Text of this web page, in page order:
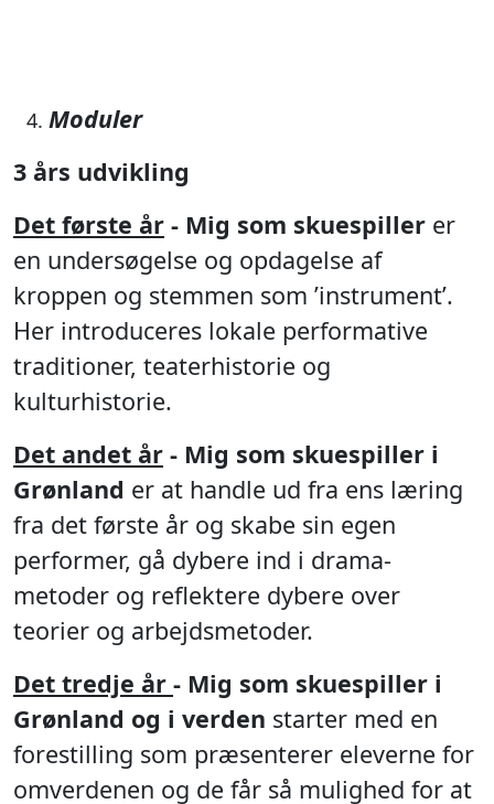
Moduler
3 års udvikling
Det første år - Mig som skuespiller er
en undersøgelse og opdagelse af
kroppen og stemmen som ’instrument’.
Her introduceres lokale performative
traditioner, teaterhistorie og
kulturhistorie.
Det andet år - Mig som skuespiller i
Grønland er at handle ud fra ens læring
fra det første år og skabe sin egen
performer, gå dybere ind i drama-
metoder og reflektere dybere over
teorier og arbejdsmetoder.
Det tredje år - Mig som skuespiller i
Grønland og i verden starter med en
forestilling som præsenterer eleverne for
omverdenen og de får så mulighed for at